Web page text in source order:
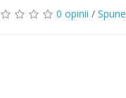
0 opinii /